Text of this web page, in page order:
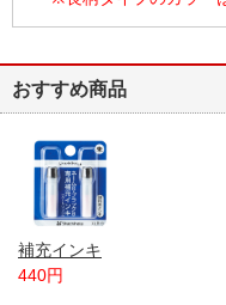
おすすめ商品
補充インキ
440円